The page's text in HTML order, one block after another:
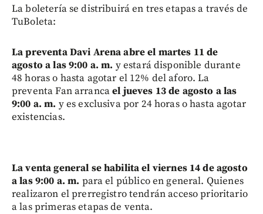
La boletería se distribuirá en tres etapas a través de
TuBoleta:
La preventa Davi Arena abre el martes 11 de
agosto a las 9:00 a. m. y estará disponible durante
48 horas o hasta agotar el 12% del aforo. La
preventa Fan arrancael jueves 13 de agosto a las
9:00 a. m. y es exclusiva por 24 horas o hasta agotar
existencias.
La venta general se habilita el viernes 14 de agosto
a las 9:00 a. m. para el público en general. Quienes
realizaron el prerregistro tendrán acceso prioritario
a las primeras etapas de venta.